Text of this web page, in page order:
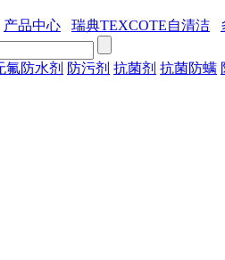
产品中心 瑞典TEXCOTE自清洁
氟防水剂 防污剂 抗菌剂 抗菌防螨